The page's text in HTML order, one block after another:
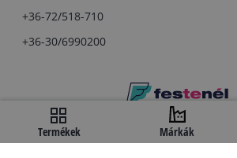
+36-72/518-710
+36-30/6990200
Copyright © festenel.hu.
Minden jog fentartva.
Termékek Márkák